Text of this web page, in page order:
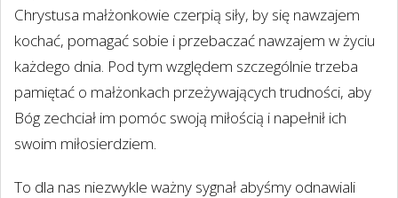
Chrystusa małżonkowie czerpią siły, by się nawzajem
kochać, pomagać sobie i przebaczać nawzajem w życiu
każdego dnia. Pod tym względem szczególnie trzeba
pamiętać o małżonkach przeżywających trudności, aby
Bóg zechciał im pomóc swoją miłością i napełnił ich
swoim miłosierdziem.
To dla nas niezwykle ważny sygnał abyśmy odnawiali